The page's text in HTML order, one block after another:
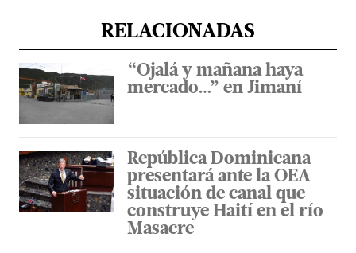
RELACIONADAS
“Ojalá y mañana haya
mercado…” en Jimaní
República Dominicana
presentará ante la OEA
situación de canal que
construye Haití en el río
Masacre